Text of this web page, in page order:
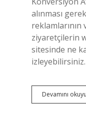
alınması
ziyaretçilerin
sitesinde ne
Devamını